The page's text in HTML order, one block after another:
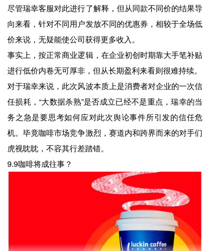
尽管瑞幸客服对此进行了解释，但从同款不同价的结果导
向来看，针对不同用户发放不同的优惠券，相较于全场低
价来说，无疑能使公司获得更多收入。
事实上，按正常商业逻辑，在企业初创时期靠大手笔补贴
进行低价内卷无可厚非，但从长期盈利来看则很难持续。
对于瑞幸来说，此次风波本质上是消费者对企业的一次信
任损耗，“大数据杀熟”是否成立已经不是重点，瑞幸的当
务之急是要思考如何应对此次舆论事件所引发的信任危
机。毕竟咖啡市场竞争激烈，赛道内和跨界而来的对手们
虎视眈眈，不容其行差踏错。
9.9咖啡将成往事？